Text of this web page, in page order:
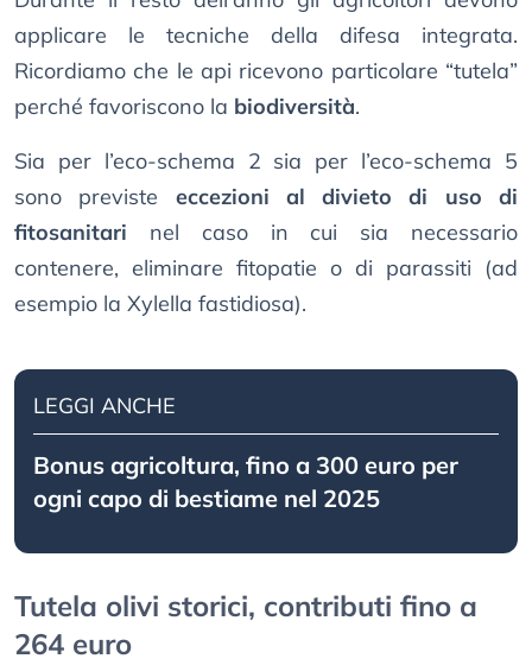
applicare le tecniche della difesa integrata.
Ricordiamo che le api ricevono particolare “tutela”
perché favoriscono la biodiversità.
Sia per l’eco-schema 2 sia per l’eco-schema 5
sono previste eccezioni al divieto di uso di
fitosanitari nel caso in cui sia necessario
contenere, eliminare fitopatie o di parassiti (ad
esempio la Xylella fastidiosa).
LEGGI ANCHE
Bonus agricoltura, fino a 300 euro per
ogni capo di bestiame nel 2025
Tutela olivi storici, contributi fino a
264 euro